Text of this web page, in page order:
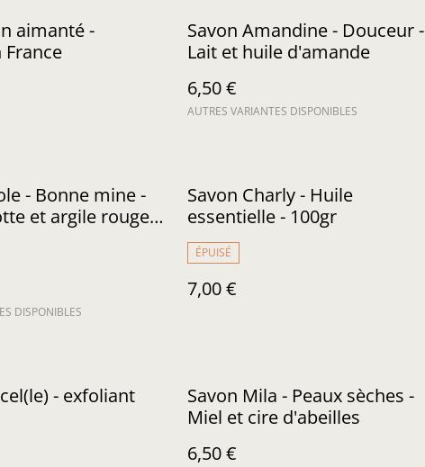
aimanté -
Savon Amandine - Douceur -
Lait et huile d'amande
6,50 €
AUTRES VARIANTES DISPONIBLES
- Bonne mine -
et argile rouge -
DISPONIBLES
Savon Charly - Huile
essentielle - 100gr
ÉPUISÉ
7,00 €
- exfoliant
Savon Mila - Peaux sèches -
Miel et cire d'abeilles
6,50 €